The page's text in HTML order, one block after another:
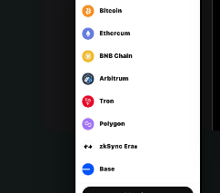
Português (Portugal)
Bahasa Indonesia
Português (Brasil)